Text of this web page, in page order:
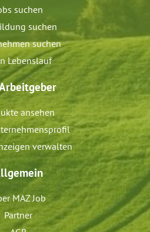
suchen
suchen
suchen
Lebenslauf
ansehen
verwalten
MAZ Job
Partner